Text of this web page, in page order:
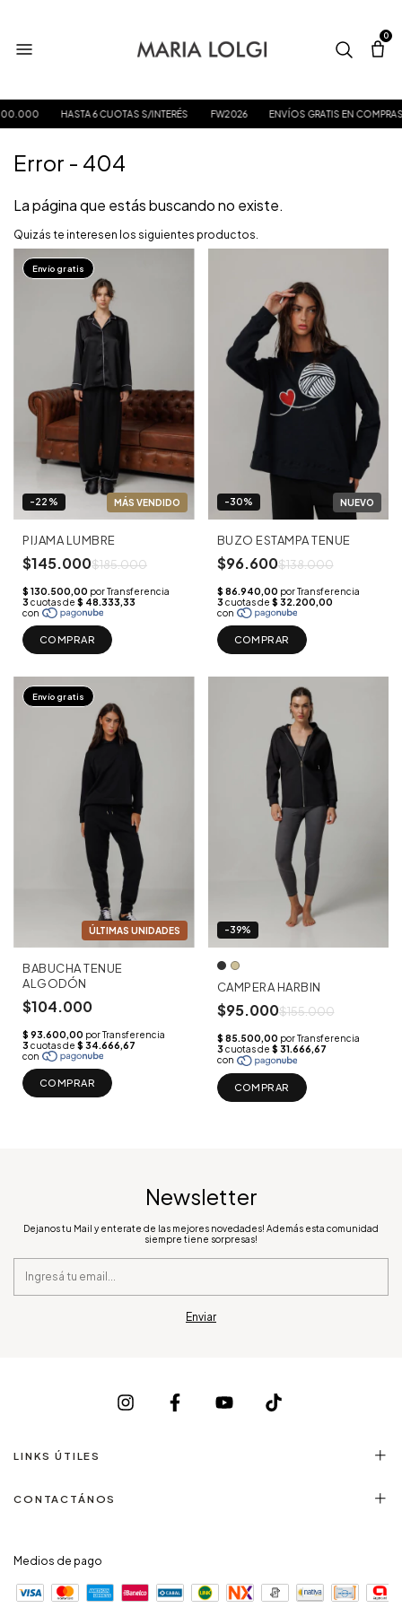
0
HASTA 6 CUOTAS S/INTERÉS FW2026 ENVÍOS GRATIS EN
Error - 404
La página que estás buscando no existe.
Quizás te interesen los siguientes productos.
Envío gratis
-22%
PIJAMA LUMBRE
$145.000$185.000
COMPRAR
-30%
BUZO ESTAMPA TENUE
$96.600$138.000
COMPRAR
Envío gratis
BABUCHA TENUE
ALGODÓN
$104.000
COMPRAR
-39%
CAMPERA HARBIN
$95.000$155.000
COMPRAR
Newsletter
Dejanos tu Mail y enterate de las mejores novedades! Además esta comunidad
siempre tiene sorpresas!
LINKS ÚTILES
CONTACTÁNOS
Medios de pago